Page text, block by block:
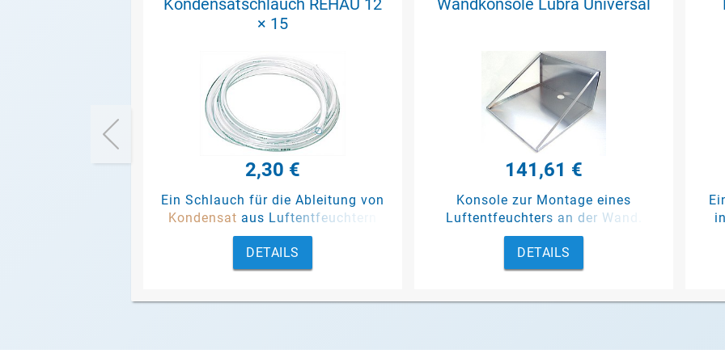
Kondensatschlauch REHAU 12
× 15
2,30 €
Ein Schlauch für die Ableitung von
Kondensat aus Luftentfeuchtern
und Pumpen.
DETAILS
Wandkonsole Lübra Universal
141,61 €
Konsole zur Montage eines
Luftentfeuchters an der Wand.
DETAILS